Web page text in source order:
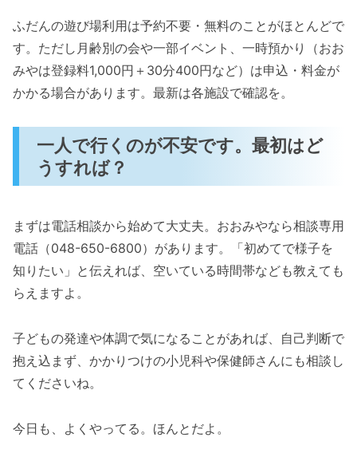
ふだんの遊び場利用は予約不要・無料のことがほとんどで
す。ただし月齢別の会や一部イベント、一時預かり（おお
みやは登録料1,000円＋30分400円など）は申込・料金が
かかる場合があります。最新は各施設で確認を。
一人で行くのが不安です。最初はど
うすれば？
まずは電話相談から始めて大丈夫。おおみやなら相談専用
電話（048-650-6800）があります。「初めてで様子を
知りたい」と伝えれば、空いている時間帯なども教えても
らえますよ。
子どもの発達や体調で気になることがあれば、自己判断で
抱え込まず、かかりつけの小児科や保健師さんにも相談し
てくださいね。
今日も、よくやってる。ほんとだよ。